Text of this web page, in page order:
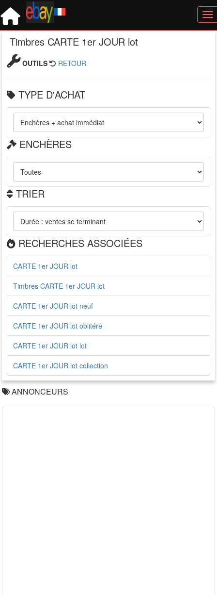
Timbres CARTE 1er JOUR lot
OUTILS RETOUR
TYPE D'ACHAT
ENCHÈRES
TRIER
RECHERCHES ASSOCIÉES
CARTE 1er JOUR lot
Timbres CARTE 1er JOUR lot
CARTE 1er JOUR lot neuf
CARTE 1er JOUR lot oblitéré
CARTE 1er JOUR lot lot
CARTE 1er JOUR lot collection
ANNONCEURS